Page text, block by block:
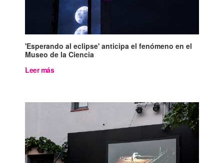
'Esperando al eclipse' anticipa el fenómeno en el
Museo de la Ciencia
Leer más